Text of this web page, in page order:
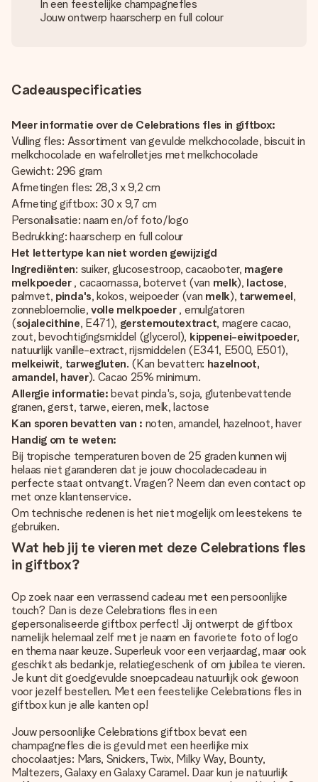
In een feestelijke champagnefles
Jouw ontwerp haarscherp en full colour
Cadeauspecificaties
Meer informatie over de Celebrations fles in giftbox:
Vulling fles: Assortiment van gevulde melkchocolade, biscuit in
melkchocolade en wafelrolletjes met melkchocolade
Gewicht: 296 gram
Afmetingen fles: 28,3 x 9,2 cm
Afmeting giftbox: 30 x 9,7 cm
Personalisatie: naam en/of foto/logo
Bedrukking: haarscherp en full colour
Het lettertype kan niet worden gewijzigd
Ingrediënten: suiker, glucosestroop, cacaoboter, magere
melkpoeder , cacaomassa, botervet (van melk), lactose,
palmvet, pinda's, kokos, weipoeder (van melk), tarwemeel,
zonnebloemolie, volle melkpoeder, emulgatoren
(sojalecithine, E471), gerstemoutextract, magere cacao,
zout, bevochtigingsmiddel (glycerol), kippenei-eiwitpoeder,
natuurlijk vanille-extract, rijsmiddelen (E341, E500, E501),
melkeiwit, tarwegluten. (Kan bevatten: hazelnoot,
amandel, haver). Cacao 25% minimum.
Allergie informatie:bevat pinda's, soja, glutenbevattende
granen, gerst, tarwe, eieren, melk, lactose
Kan sporen bevatten van : noten, amandel, hazelnoot, haver
Handig om te weten:
Bij tropische temperaturen boven de 25 graden kunnen wij
helaas niet garanderen dat je jouw chocoladecadeau in
perfecte staat ontvangt. Vragen? Neem dan even contact op
met onze klantenservice.
Om technische redenen is het niet mogelijk om leestekens te
gebruiken.
Wat heb jij te vieren met deze Celebrations fles
in giftbox?
Op zoek naar een verrassend cadeau met een persoonlijke
touch? Dan is deze Celebrations fles in een
gepersonaliseerde giftbox perfect! Jij ontwerpt de giftbox
namelijk helemaal zelf met je naam en favoriete foto of logo
en thema naar keuze. Superleuk voor een verjaardag, maar ook
geschikt als bedankje, relatiegeschenk of om jubilea te vieren.
Je kunt ditgoedgevulde snoepcadeau natuurlijk ook gewoon
voor jezelf bestellen. Met een feestelijke Celebrations fles in
giftbox kun je alle kanten op!
Jouw persoonlijke Celebrations giftbox bevat een
champagnefles die is gevuld met een heerlijke mix
chocolaatjes: Mars, Snickers, Twix, Milky Way, Bounty,
Maltezers, Galaxy en Galaxy Caramel. Daar kun je natuurlijk